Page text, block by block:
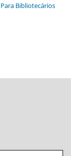
Para Bibliotecários